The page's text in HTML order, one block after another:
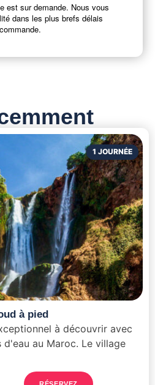
1 JOURNÉE
à pied
à découvrir avec
d'eau au Maroc. Le village